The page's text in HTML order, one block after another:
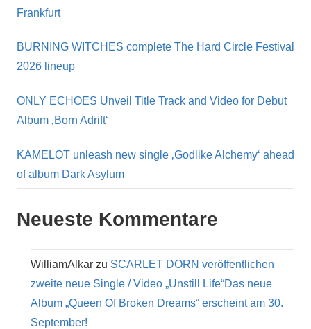
Frankfurt
BURNING WITCHES complete The Hard Circle Festival
2026 lineup
ONLY ECHOES Unveil Title Track and Video for Debut
Album ‚Born Adrift‘
KAMELOT unleash new single ‚Godlike Alchemy‘ ahead
of album Dark Asylum
Neueste Kommentare
WilliamAlkar zu SCARLET DORN veröffentlichen
zweite neue Single / Video „Unstill Life“Das neue
Album „Queen Of Broken Dreams“ erscheint am 30.
September!